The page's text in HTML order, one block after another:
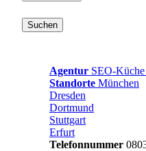
Agentur SEO-Küche
Standorte München
Dresden
Dortmund
Stuttgart
Erfurt
Telefonnummer